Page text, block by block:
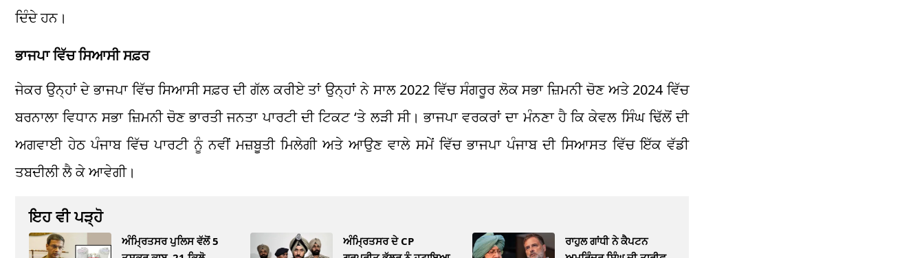
ਦਿੰਦੇ ਹਨ।
ਭਾਜਪਾ ਵਿੱਚ ਸਿਆਸੀ ਸਫ਼ਰ
ਜੇਕਰ ਉਨ੍ਹਾਂ ਦੇ ਭਾਜਪਾ ਵਿੱਚ ਸਿਆਸੀ ਸਫ਼ਰ ਦੀ ਗੱਲ ਕਰੀਏ ਤਾਂ ਉਨ੍ਹਾਂ ਨੇ ਸਾਲ 2022 ਵਿੱਚ ਸੰਗਰੂਰ ਲੋਕ ਸਭਾ ਜ਼ਿਮਨੀ ਚੋਣ ਅਤੇ 2024 ਵਿੱਚ
ਬਰਨਾਲਾ ਵਿਧਾਨ ਸਭਾ ਜ਼ਿਮਨੀ ਚੋਣ ਭਾਰਤੀ ਜਨਤਾ ਪਾਰਟੀ ਦੀ ਟਿਕਟ ‘ਤੇ ਲੜੀ ਸੀ। ਭਾਜਪਾ ਵਰਕਰਾਂ ਦਾ ਮੰਨਣਾ ਹੈ ਕਿ ਕੇਵਲ ਸਿੰਘ ਢਿੱਲੋਂ ਦੀ
ਅਗਵਾਈ ਹੇਠ ਪੰਜਾਬ ਵਿੱਚ ਪਾਰਟੀ ਨੂੰ ਨਵੀਂ ਮਜ਼ਬੂਤੀ ਮਿਲੇਗੀ ਅਤੇ ਆਉਣ ਵਾਲੇ ਸਮੇਂ ਵਿੱਚ ਭਾਜਪਾ ਪੰਜਾਬ ਦੀ ਸਿਆਸਤ ਵਿੱਚ ਇੱਕ ਵੱਡੀ
ਤਬਦੀਲੀ ਲੈ ਕੇ ਆਵੇਗੀ।
ਇਹ ਵੀ ਪੜ੍ਹੋ
ਅੰਮ੍ਰਿਤਸਰ ਪੁਲਿਸ ਵੱਲੋਂ 5
ਅੰਮ੍ਰਿਤਸਰ ਦੇ CP
ਰਾਹੁਲ ਗਾਂਧੀ ਨੇ ਕੈਪਟਨ